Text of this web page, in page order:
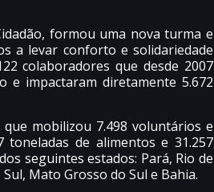
formou uma nova turma e
a levar conforto e solidariedade
colaboradores que desde 2007
impactaram diretamente 5.672
mobilizou 7.498 voluntários e
toneladas de alimentos e 31.257
seguintes estados: Pará, Rio de
Mato Grosso do Sul e Bahia.